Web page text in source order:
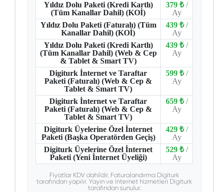
Yıldız Dolu Paketi (Kredi Kartlı)
(Tüm Kanallar Dahil) (KOİ)
379 ₺ /
Ay
Yıldız Dolu Paketi (Faturalı) (Tüm
Kanallar Dahil) (KOİ)
439 ₺ /
Ay
Yıldız Dolu Paketi (Kredi Kartlı)
(Tüm Kanallar Dahil) (Web & Cep
& Tablet & Smart TV)
439 ₺ /
Ay
Digiturk İnternet ve Taraftar
Paketi (Faturalı) (Web & Cep &
Tablet & Smart TV)
599 ₺ /
Ay
Digiturk İnternet ve Taraftar
Paketi (Faturalı) (Web & Cep &
Tablet & Smart TV)
659 ₺ /
Ay
Digiturk Üyelerine Özel İnternet
Paketi (Başka Operatörden Geçiş)
429 ₺ /
Ay
Digiturk Üyelerine Özel İnternet
Paketi (Yeni İnternet Üyeliği)
529 ₺ /
Ay
Fiyatlar KDV dahildir. Faturalandırma Digiturk
tarafından yapılır. Yayın ve internet hizmetleri Digiturk
tarafından sunulur.